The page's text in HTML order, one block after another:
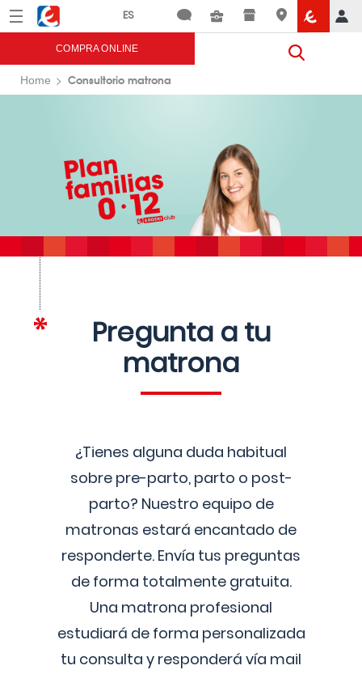
Menú Eroski
COMPRA ONLINE
Home Consultorio matrona
Pregunta a tu
matrona
¿Tienes alguna duda habitual
sobre pre-parto, parto o post-
parto? Nuestro equipo de
matronas estará encantado de
responderte. Envía tus preguntas
de forma totalmente gratuita.
Una matrona profesional
estudiará de forma personalizada
tu consulta y responderá vía mail